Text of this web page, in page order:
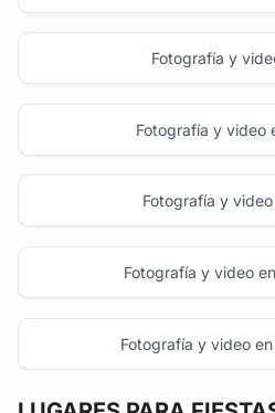
Fotografía y
Fotografía y video
Fotografía y
Fotografía y video
Fotografía y video